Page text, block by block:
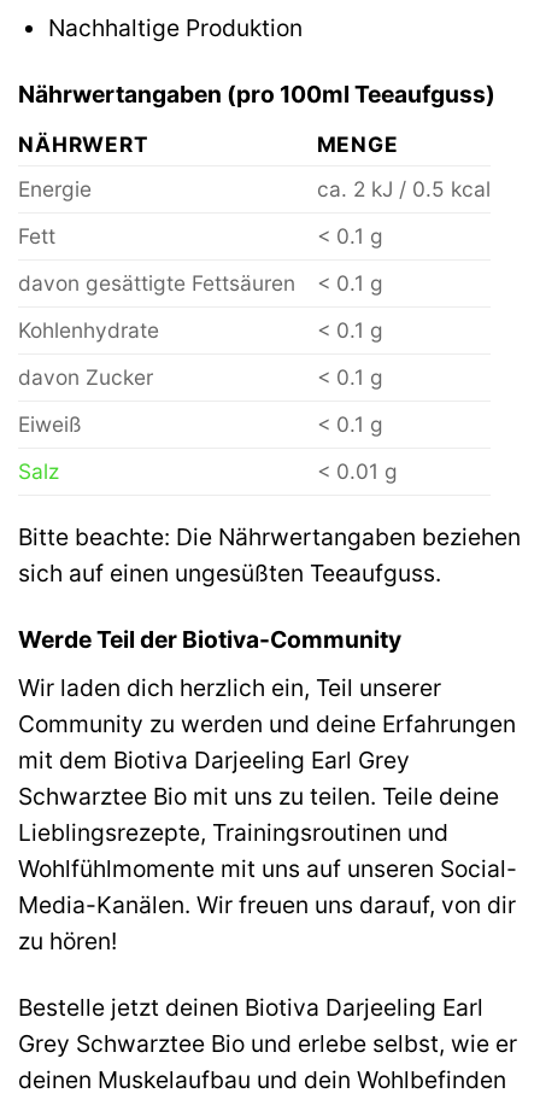
Nachhaltige Produktion
Nährwertangaben (pro 100ml Teeaufguss)
NÄHRWERT
MENGE
Energie
ca. 2 kJ / 0.5 kcal
Fett
< 0.1 g
davon gesättigte Fettsäuren
< 0.1 g
Kohlenhydrate
< 0.1 g
davon Zucker
< 0.1 g
Eiweiß
< 0.1 g
Salz
< 0.01 g
Bitte beachte: Die Nährwertangaben beziehen
sich auf einen ungesüßten Teeaufguss.
Werde Teil der Biotiva-Community
Wir laden dich herzlich ein, Teil unserer
Community zu werden und deine Erfahrungen
mit dem Biotiva Darjeeling Earl Grey
Schwarztee Bio mit uns zu teilen. Teile deine
Lieblingsrezepte, Trainingsroutinen und
Wohlfühlmomente mit uns auf unseren Social-
Media-Kanälen. Wir freuen uns darauf, von dir
zu hören!
Bestelle jetzt deinen Biotiva Darjeeling Earl
Grey Schwarztee Bio und erlebe selbst, wie er
deinen Muskelaufbau und dein Wohlbefinden